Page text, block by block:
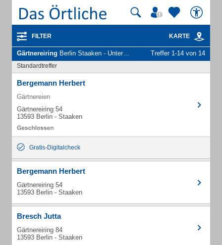
FILTER KARTE
Gärtnereiring Berlin Staaken - Unternehmen und Personen Treffer 1-14 von 14
Standardtreffer
Bergemann Herbert
Gärtnereien
Gärtnereiring 54
13593 Berlin - Staaken
Gratis-Digitalcheck
Bergemann Herbert
Gärtnereiring 54
13593 Berlin - Staaken
Bresch Jutta
Gärtnereiring 84
13593 Berlin - Staaken